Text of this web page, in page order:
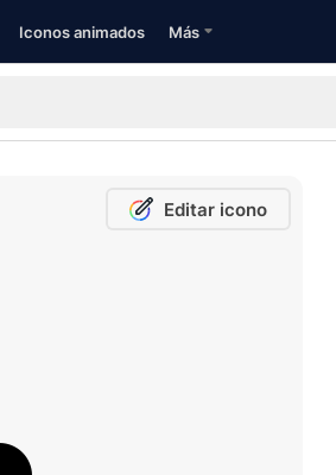
Iconos animados Más
Editar icono